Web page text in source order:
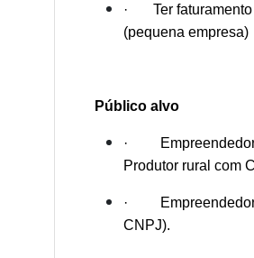
· Ter faturamento
(pequena empresa)
Público alvo
·
Produtor rural com
·
CNPJ).